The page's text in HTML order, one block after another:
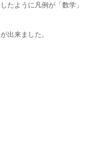
たように凡例が「数学」
出来ました。